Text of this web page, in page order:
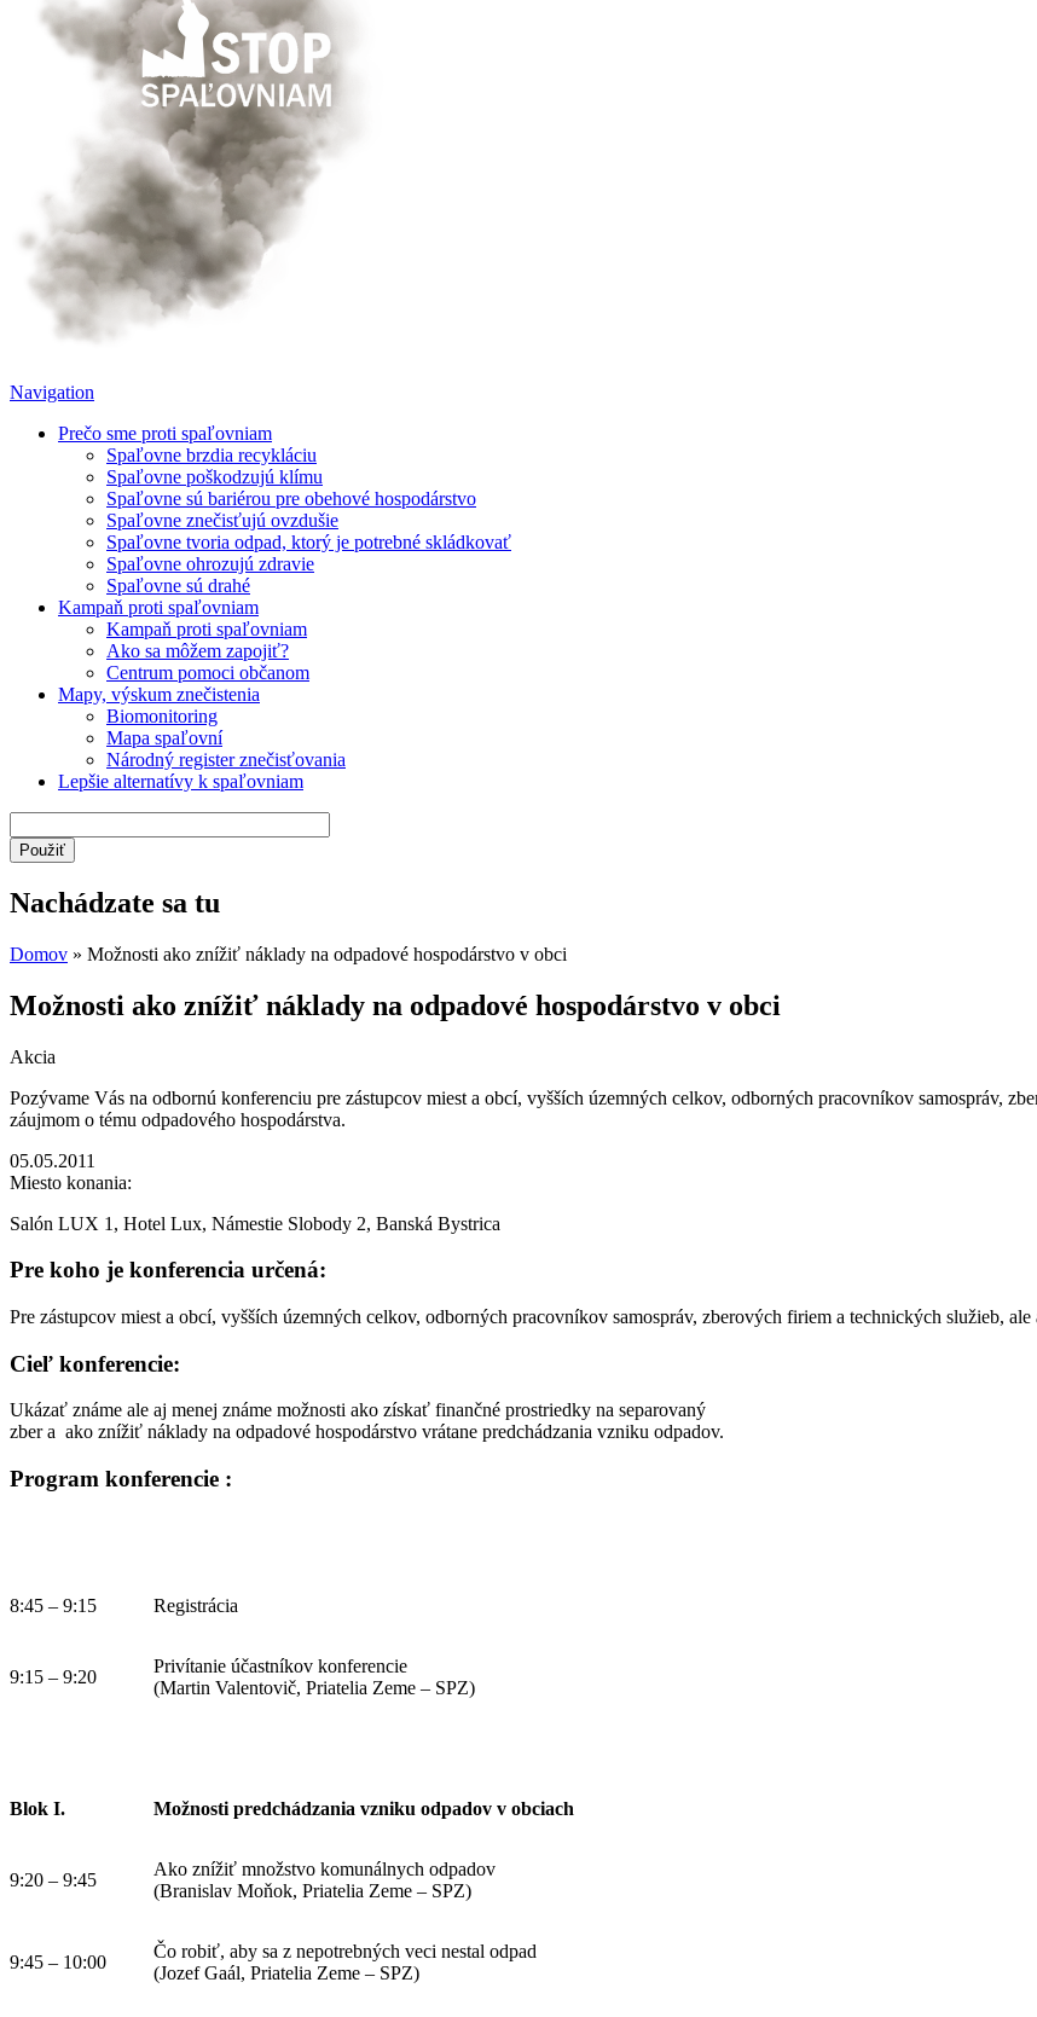
Navigation
Prečo sme proti spaľovniam
Spaľovne brzdia recykláciu
Spaľovne poškodzujú klímu
Spaľovne sú bariérou pre obehové hospodárstvo
Spaľovne znečisťujú ovzdušie
Spaľovne tvoria odpad, ktorý je potrebné skládkovať
Spaľovne ohrozujú zdravie
Spaľovne sú drahé
Kampaň proti spaľovniam
Kampaň proti spaľovniam
Ako sa môžem zapojiť?
Centrum pomoci občanom
Mapy, výskum znečistenia
Biomonitoring
Mapa spaľovní
Národný register znečisťovania
Lepšie alternatívy k spaľovniam
Nachádzate sa tu
Domov » Možnosti ako znížiť náklady na odpadové hospodárstvo v obci
Možnosti ako znížiť náklady na odpadové hospodárstvo v obci
Akcia
Pozývame Vás na odbornú konferenciu pre zástupcov miest a obcí, vyšších územných celkov, odborných pracovníkov samospráv,
záujmom o tému odpadového hospodárstva.
05.05.2011
Miesto konania:
Salón LUX 1, Hotel Lux, Námestie Slobody 2, Banská Bystrica
Pre koho je konferencia určená:
Pre zástupcov miest a obcí, vyšších územných celkov, odborných pracovníkov samospráv, zberových firiem a technických služieb,
Cieľ konferencie:
Ukázať známe ale aj menej známe možnosti ako získať finančné prostriedky na separovaný
zber a ako znížiť náklady na odpadové hospodárstvo vrátane predchádzania vzniku odpadov.
Program konferencie :
8:45 – 9:15 Registrácia
9:15 – 9:20
Privítanie účastníkov konferencie
(Martin Valentovič, Priatelia Zeme – SPZ)
Blok I. Možnosti predchádzania vzniku odpadov v obciach
9:20 – 9:45
Ako znížiť množstvo komunálnych odpadov
(Branislav Moňok, Priatelia Zeme – SPZ)
9:45 – 10:00
Čo robiť, aby sa z nepotrebných veci nestal odpad
(Jozef Gaál, Priatelia Zeme – SPZ)